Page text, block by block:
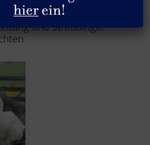
am 30.07.2020 –
und Straubinger